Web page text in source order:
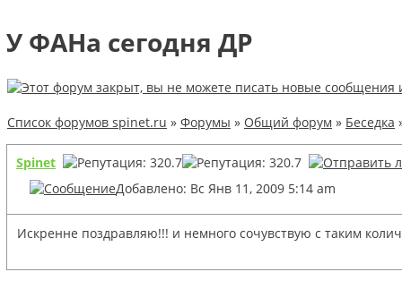
У ФАНа сегодня ДР
Список форумов spinet.ru » Форумы » Общий форум » Беседка
Spinet
Добавлено: Вс Янв 11, 2009 5:14 am
Искренне поздравляю!!! и немного сочувствую с таким